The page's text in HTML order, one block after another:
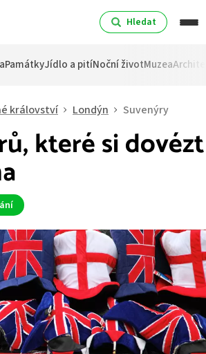
Hledat
PamátkyJídlo a pitíNoční životMuzea
království Londýn Suvenýry
které si dovézt